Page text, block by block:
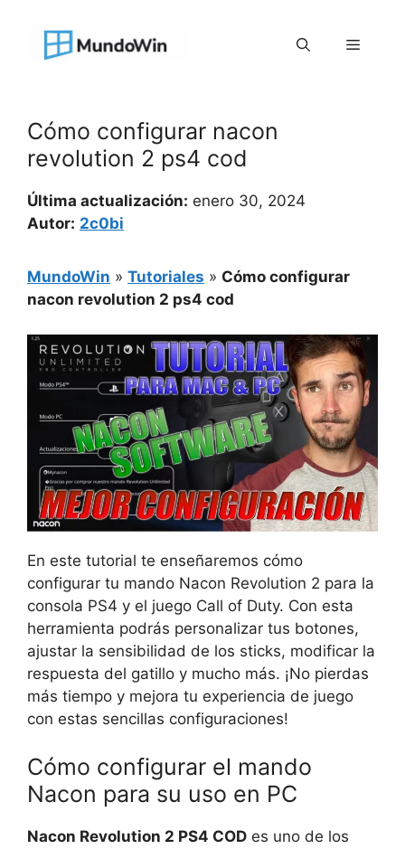
contenido
Menú
Cómo configurar nacon
revolution 2 ps4 cod
Última actualización: enero 30, 2024
Autor: 2c0bi
MundoWin » Tutoriales » Cómo configurar
nacon revolution 2 ps4 cod
En este tutorial te enseñaremos cómo
configurar tu mando Nacon Revolution 2 para la
consola PS4 y el juego Call of Duty. Con esta
herramienta podrás personalizar tus botones,
ajustar la sensibilidad de los sticks, modificar la
respuesta del gatillo y mucho más. ¡No pierdas
más tiempo y mejora tu experiencia de juego
con estas sencillas configuraciones!
Cómo configurar el mando
Nacon para su uso en PC
Nacon Revolution 2 PS4 COD es uno de los